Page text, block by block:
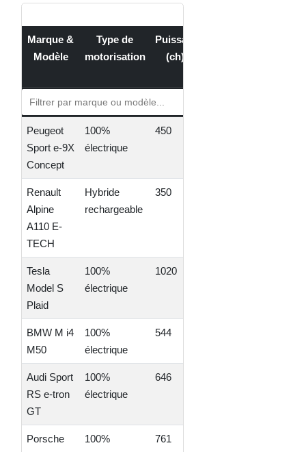
Marque &
Modèle
Type de
motorisation
Puissance
(ch) ↕
Peugeot
Sport e-9X
Concept
100%
électrique
450
Renault
Alpine
A110 E-
TECH
Hybride
rechargeable
350
Tesla
Model S
Plaid
100%
électrique
1020
BMW M i4
M50
100%
électrique
544
Audi Sport
RS e-tron
GT
100%
électrique
646
Porsche
100%
761